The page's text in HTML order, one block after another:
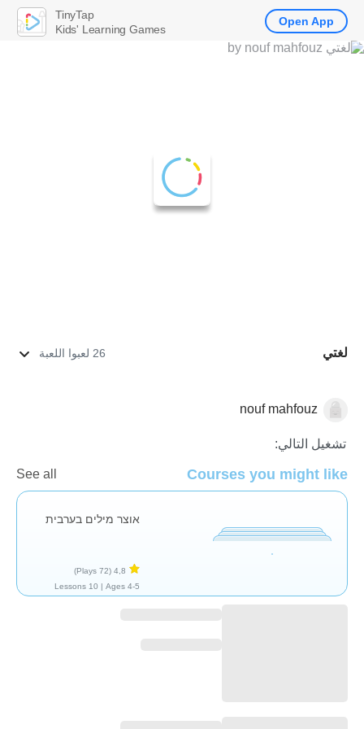
لغتي 26 لعبوا اللعبة
العربيةnouf mahfouz
تشغيل التالي:
Courses you might like
See all
אוצר מילים בערבית
4,8
(72 Plays)
Ages 4-5 |
10 Lessons
TinyTap
Kids' Learning Games
Open App